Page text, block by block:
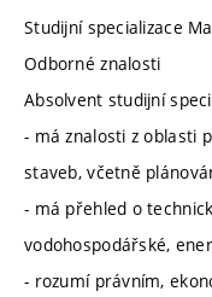
Studijní specializace
Odborné znalosti
Absolvent studijní
- má znalosti z oblasti
staveb, včetně
- má přehled o
vodohospodářské,
- rozumí právním,